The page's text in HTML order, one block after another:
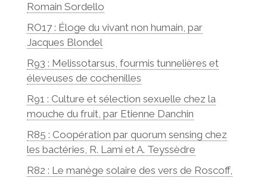
Romain Sordello
RO17 : Éloge du vivant non humain, par
Jacques Blondel
R93 : Melissotarsus, fourmis tunnelières et
éleveuses de cochenilles
R91 : Culture et sélection sexuelle chez la
mouche du fruit, par Etienne Danchin
R85 : Coopération par quorum sensing chez
les bactéries, R. Lami et A. Teyssèdre
R82 : Le manège solaire des vers de Roscoff,